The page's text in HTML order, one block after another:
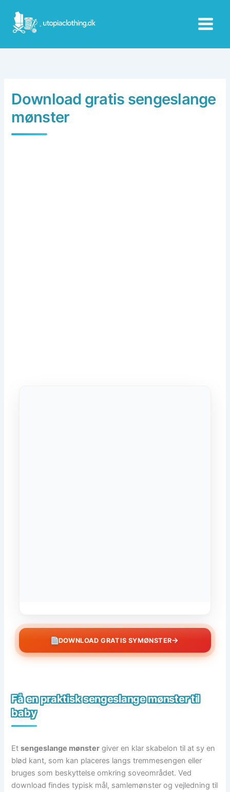
content
Download gratis sengeslange
mønster
DOWNLOAD GRATIS SYMØNSTER→
Få en praktisk sengeslange mønster til
baby
Etsengeslange mønster giver en klar skabelon til at sy en
blød kant, som kan placeres langs tremmesengen eller
bruges som beskyttelse omkring soveområdet. Ved
download findes typisk mål, samlemønster og vejledning til